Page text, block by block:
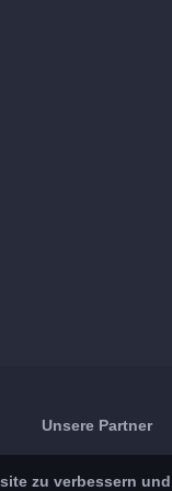
Unsere Partner
zu verbessern